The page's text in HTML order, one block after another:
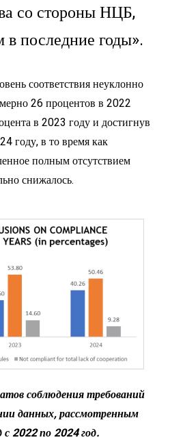
со стороны НЦБ,
последние годы».
соответствия неуклонно
26 процентов в 2022
в 2023 году и достигнув
году, в то время как
полным отсутствием
снижалось.
соблюдения требований
данных, рассмотренным
2022 по 2024 год.